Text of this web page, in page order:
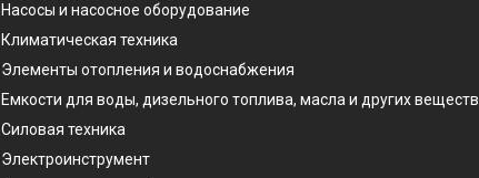
Насосы и насосное оборудование
Климатическая техника
Элементы отопления и водоснабжения
Емкости для воды, дизельного топлива, масла и других веществ
Силовая техника
Электроинструмент